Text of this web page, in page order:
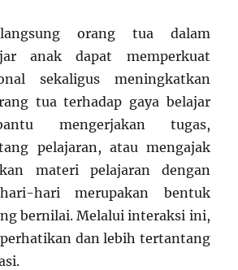
orang tua dalam
anak dapat memperkuat
sekaligus meningkatkan
tua terhadap gaya belajar
mengerjakan tugas,
pelajaran, atau mengajak
materi pelajaran dengan
hari merupakan bentuk
bernilai. Melalui interaksi ini,
dan lebih tertantang